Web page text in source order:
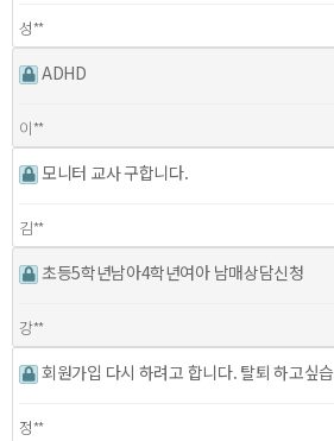
성**
ADHD
이**
모니터 교사 구합니다.
김**
초등5학년남아4학년여아 남매상담신청
강**
회원가입 다시 하려고 합니다. 탈퇴 하고싶습니다.
정**